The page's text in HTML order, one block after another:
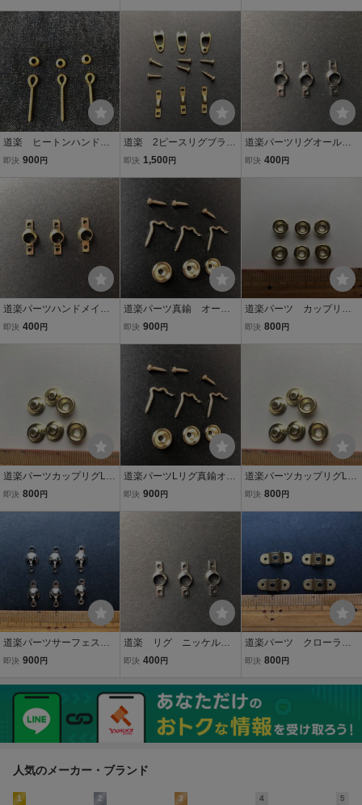
ヒヨコハトリーズオール
ドインディーズ痴虫ザウ
ルス
グカップリグLリググラス
アイ痴虫
道楽 ヒートンハンドメ
イドルアーパーツ部品屋
ンハトリーズザウルスzea
即決 900 円
道楽 2ピースリグブラス
オールドハンドメイドル
トリーズザウルスバッド
＆ジョイ痴虫
即決 1,500 円
道楽パーツリグオールド
ハンドメイドルアー部品
即決 400 円
道楽パーツハンドメイド
ルアー部品屋/zeal津波ハ
即決 400 円
道楽パーツ真鍮 オール
ドハンドメイドルアーパ
ロッグカップリグLリググ
ラスアイ
即決 900 円
道楽パーツ カップリグL
リグハンドメイド部品オ
即決 800 円
道楽パーツカップリグLリ
グハンドメイド部品オー
即決 800 円
道楽パーツLリグ真鍮オー
ルドハンドメイドルアー
即決 900 円
道楽パーツカップリグLリ
グハンドメイド部品オー
即決 800 円
道楽パーツサーフェスリ
グオールドハンドメイド
波アカシストックフロッ
グハトリーズ
即決 900 円
道楽 リグ ニッケル
オールドハンドメイドル
波ヒヨコハトリーズオー
ルドインディーズ
即決 400 円
道楽パーツ クローラー
羽根物ウイング オール
ドンzealザウルスクレイ
ジーノイジーバルサ津波
即決 800 円
人気のメーカー・ブランド
1 2 3 4 5